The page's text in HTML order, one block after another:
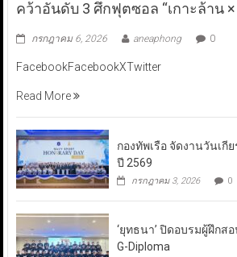
คว้าอันดับ 3 ศึกฟุตซอล “เกาะล้าน
กรกฎาคม 6, 2026 aneaphong 0
FacebookFacebookXTwitter
Read More
กองทัพเรือ จัดงานวันเกี
ปี 2569
กรกฎาคม 3, 2026 0
‘ยุทธนา’ ปิดอบรมผู้ฝึกส
G-Diploma